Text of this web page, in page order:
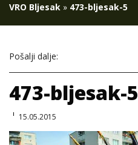
VRO Bljesak » 473-bljesak-5
Pošalji dalje:
473-bljesak-5
15.05.2015